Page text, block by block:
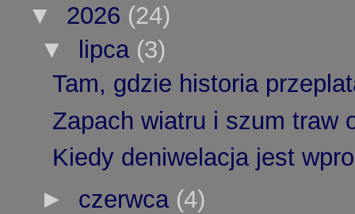
▼ 2026 (24)
▼
lipca (3)
Tam, gdzie historia
Zapach wiatru i szum traw
Kiedy deniwelacja jest
► czerwca (4)